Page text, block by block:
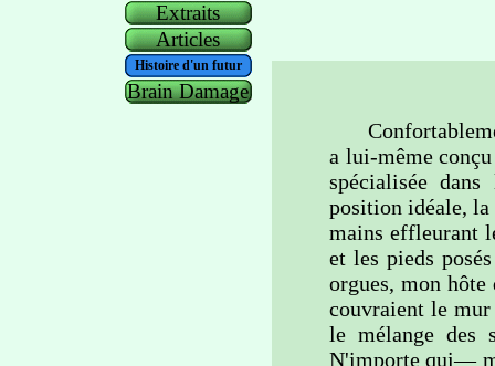
Extraits
Articles
Histoire d'un futur
Brain Damage
a lui-même
spécialisée
position idéale, la
mains effleurant
et les pieds
orgues, mon
couvraient le
le mélange des
N'importe qui—